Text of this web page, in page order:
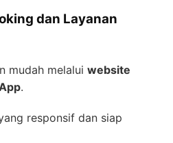
dan Layanan
mudah melalui website
.
responsif dan siap